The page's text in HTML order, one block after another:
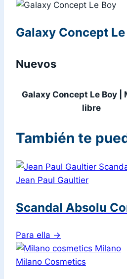
Galaxy Concept
Nuevos
Galaxy Concept Le Boy |
libre
También te
Jean Paul Gaultier
Scandal Absolu
Para ella →
Milano Cosmetics